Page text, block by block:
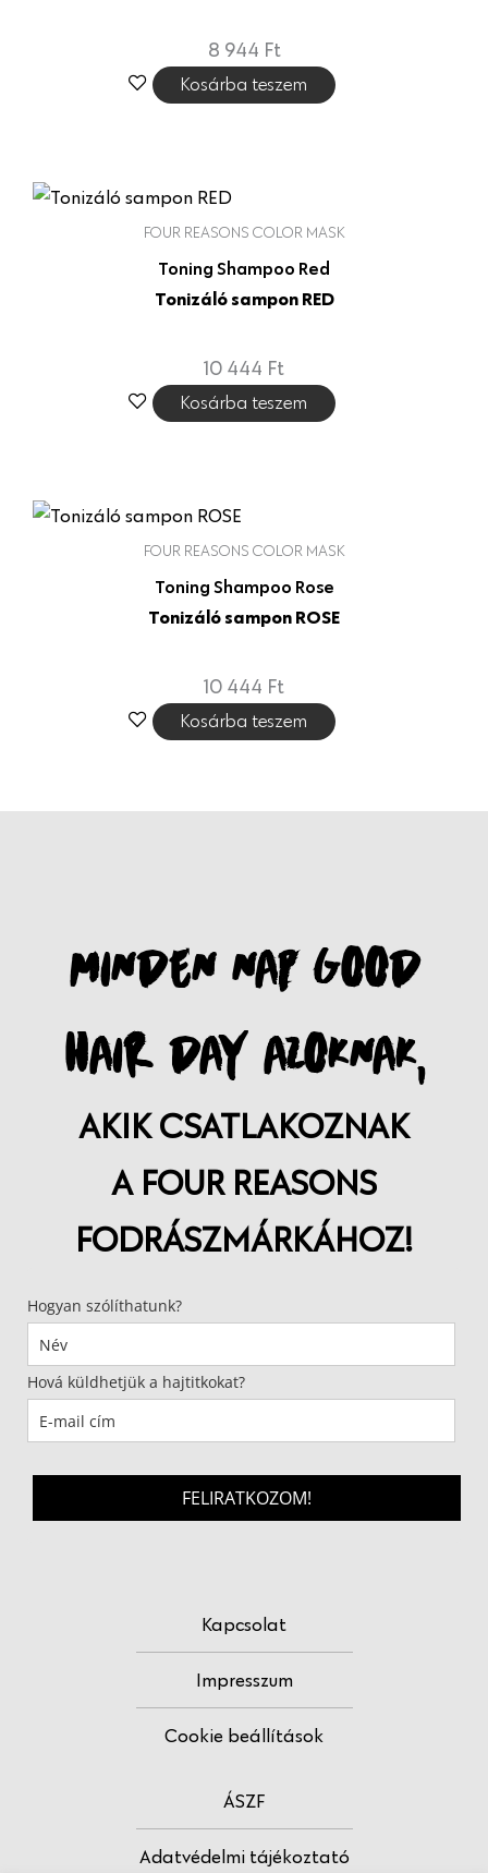
8 944 Ft
Kosárba teszem
FOUR REASONS COLOR MASK
Toning Shampoo Red
Tonizáló sampon RED
10 444 Ft
Kosárba teszem
FOUR REASONS COLOR MASK
Toning Shampoo Rose
Tonizáló sampon ROSE
10 444 Ft
Kosárba teszem
MINDEN NAP GOOD
HAIR DAY AZOKNAK,
AKIK CSATLAKOZNAK
A FOUR REASONS
FODRÁSZMÁRKÁHOZ!
Hogyan szólíthatunk?
Hová küldhetjük a hajtitkokat?
FELIRATKOZOM!
Kapcsolat
Impresszum
Cookie beállítások
ÁSZF
Adatvédelmi tájékoztató